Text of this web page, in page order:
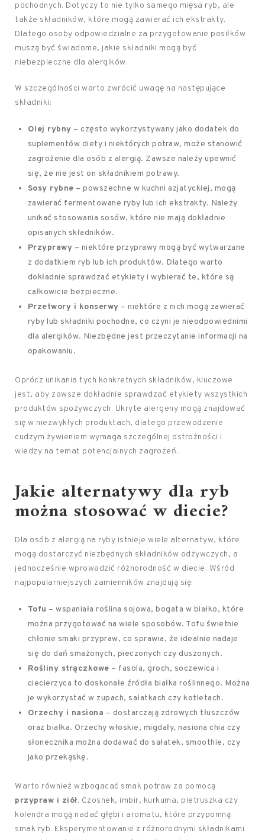
pochodnych. Dotyczy to nie tylko samego mięsa ryb, ale
także składników, które mogą zawierać ich ekstrakty.
Dlatego osoby odpowiedzialne za przygotowanie posiłków
muszą być świadome, jakie składniki mogą być
niebezpieczne dla alergików.
W szczególności warto zwrócić uwagę na następujące
składniki:
Olej rybny – często wykorzystywany jako dodatek do
suplementów diety i niektórych potraw, może stanowić
zagrożenie dla osób z alergią. Zawsze należy upewnić
się, że nie jest on składnikiem potrawy.
Sosy rybne – powszechne w kuchni azjatyckiej, mogą
zawierać fermentowane ryby lub ich ekstrakty. Należy
unikać stosowania sosów, które nie mają dokładnie
opisanych składników.
Przyprawy – niektóre przyprawy mogą być wytwarzane
z dodatkiem ryb lub ich produktów. Dlatego warto
dokładnie sprawdzać etykiety i wybierać te, które są
całkowicie bezpieczne.
Przetwory i konserwy – niektóre z nich mogą zawierać
ryby lub składniki pochodne, co czyni je nieodpowiednimi
dla alergików. Niezbędne jest przeczytanie informacji na
opakowaniu.
Oprócz unikania tych konkretnych składników, kluczowe
jest, aby zawsze dokładnie sprawdzać etykiety wszystkich
produktów spożywczych. Ukryte alergeny mogą znajdować
się w niezwykłych produktach, dlatego przewodzenie
cudzym żywieniem wymaga szczególnej ostrożności i
wiedzy na temat potencjalnych zagrożeń.
Jakie alternatywy dla ryb
można stosować w diecie?
Dla osób z alergią na ryby istnieje wiele alternatyw, które
mogą dostarczyć niezbędnych składników odżywczych, a
jednocześnie wprowadzić różnorodność w diecie. Wśród
najpopularniejszych zamienników znajdują się:
Tofu – wspaniała roślina sojowa, bogata w białko, które
można przygotować na wiele sposobów. Tofu świetnie
chłonie smaki przypraw, co sprawia, że idealnie nadaje
się do dań smażonych, pieczonych czy duszonych.
Rośliny strączkowe – fasola, groch, soczewica i
ciecierzyca to doskonałe źródła białka roślinnego. Można
je wykorzystać w zupach, sałatkach czy kotletach.
Orzechy i nasiona – dostarczają zdrowych tłuszczów
oraz białka. Orzechy włoskie, migdały, nasiona chia czy
słonecznika można dodawać do sałatek, smoothie, czy
jako przekąskę.
Warto również wzbogacać smak potraw za pomocą
przypraw i ziół. Czosnek, imbir, kurkuma, pietruszka czy
kolendra mogą nadać głębi i aromatu, które przypomną
smak ryb. Eksperymentowanie z różnorodnymi składnikami